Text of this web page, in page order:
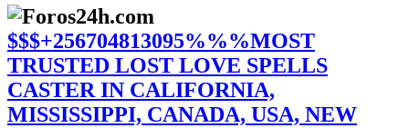
$$$+256704813095%%%MOST
TRUSTED LOST LOVE SPELLS
CASTER IN CALIFORNIA,
MISSISSIPPI, CANADA, USA, NEW